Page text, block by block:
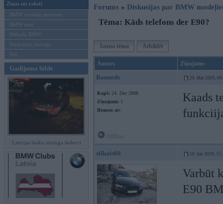
Ziņas un raksti
BMW modeļu jaunumi
BMW testi
Mēneša BMW
Sērijveida tūnings
Vel...
Gadījuma bilde
Latvijas lauku tūninga šedevri
Forums » Diskusijas par BMW
Tēma: Kāds telefons der E90?
Jauna tēma Atbildēt
Autors Ziņojums
Banneds 20. Mar 2009,
Kopš: 24. Dec 2008
Ziņojumi: 1
Braucu ar:
Kaads
siikais66 10. Jan 2010,
Varbūt
E90